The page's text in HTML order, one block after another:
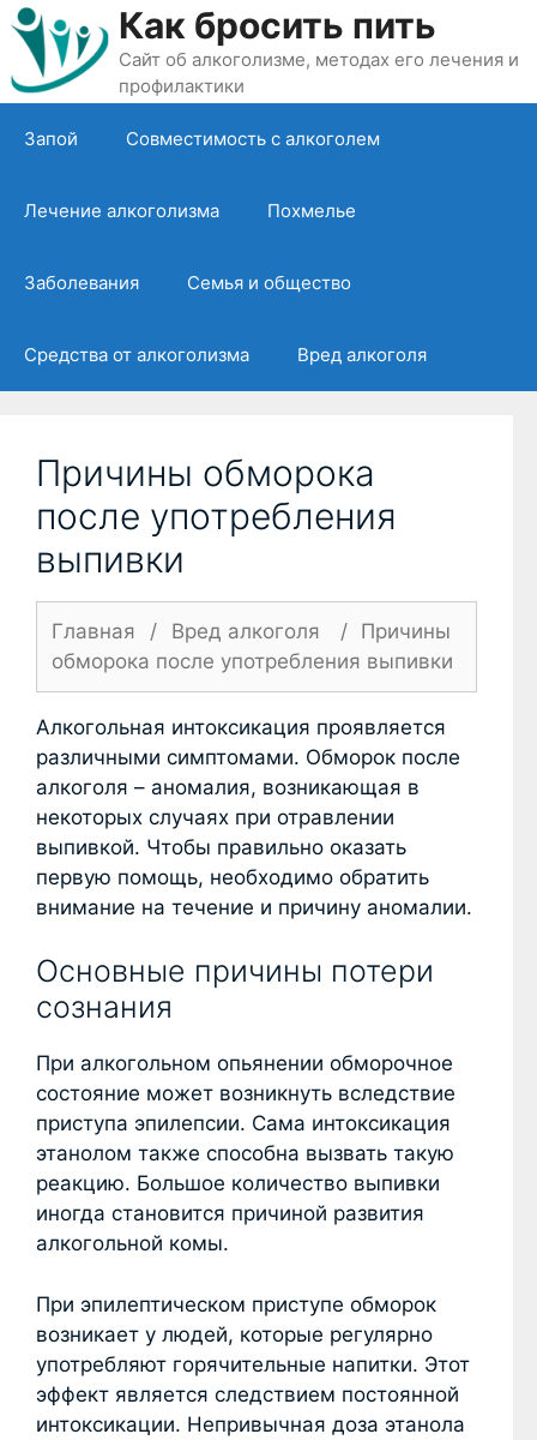
Перейти
содержимому
Как бросить пить
Сайт об алкоголизме, методах его лечения и
профилактики
Запой Совместимость с алкоголем
Лечение алкоголизма Похмелье
Заболевания Семья и общество
Средства от алкоголизма Вред алкоголя
Причины обморока
после употребления
выпивки
Главная / Вред алкоголя /
Причины
обморока после употребления выпивки
Алкогольная интоксикация проявляется
различными симптомами. Обморок после
алкоголя – аномалия, возникающая в
некоторых случаях при отравлении
выпивкой. Чтобы правильно оказать
первую помощь, необходимо обратить
внимание на течение и причину аномалии.
Основные причины потери
сознания
При алкогольном опьянении обморочное
состояние может возникнуть вследствие
приступа эпилепсии. Сама интоксикация
этанолом также способна вызвать такую
реакцию. Большое количество выпивки
иногда становится причиной развития
алкогольной комы.
При эпилептическом приступе обморок
возникает у людей, которые регулярно
употребляют горячительные напитки. Этот
эффект является следствием постоянной
интоксикации. Непривычная доза этанола